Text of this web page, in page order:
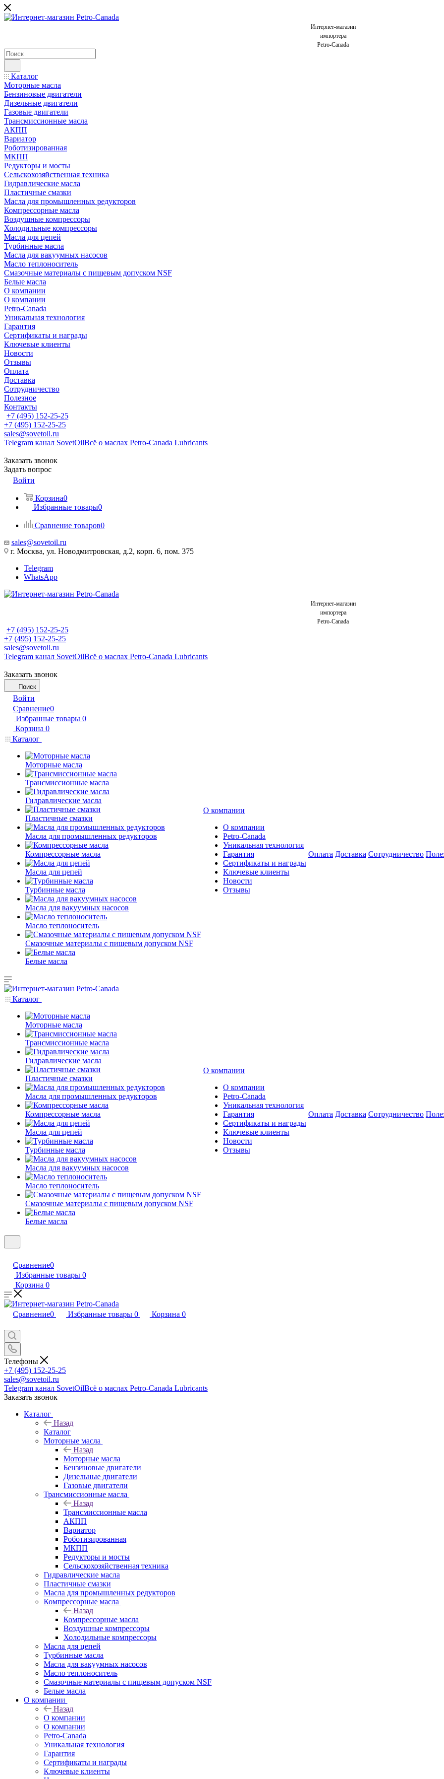
Интернет-магазин
импортера
Petro-Canada
Каталог
Моторные масла
Бензиновые двигатели
Дизельные двигатели
Газовые двигатели
Трансмиссионные масла
АКПП
Вариатор
Роботизированная
МКПП
Редукторы и мосты
Сельскохозяйственная техника
Гидравлические масла
Пластичные смазки
Масла для промышленных редукторов
Компрессорные масла
Воздушные компрессоры
Холодильные компрессоры
Масла для цепей
Турбинные масла
Масла для вакуумных насосов
Масло теплоноситель
Смазочные материалы с пищевым допуском NSF
Белые масла
О компании
О компании
Petro-Сanada
Уникальная технология
Гарантия
Сертификаты и награды
Ключевые клиенты
Новости
Отзывы
Оплата
Доставка
Сотрудничество
Полезное
Контакты
+7 (495) 152-25-25
+7 (495) 152-25-25
sales@sovetoil.ru
Telegram канал SovetOilВсё о маслах Petro-Canada Lubricants
Заказать звонок
Задать вопрос
Войти
Корзина0
Избранные товары0
Сравнение товаров0
sales@sovetoil.ru
г. Москва, ул. Новодмитровская, д.2, корп. 6, пом. 375
Telegram
WhatsApp
Интернет-магазин
импортера
Petro-Canada
+7 (495) 152-25-25
+7 (495) 152-25-25
sales@sovetoil.ru
Telegram канал SovetOilВсё о маслах Petro-Canada Lubricants
Заказать звонок
Поиск
Войти
Сравнение0
Избранные товары 0
Корзина 0
Каталог
Моторные масла
Трансмиссионные масла
Гидравлические масла
Пластичные смазки
Масла для промышленных редукторов
Компрессорные масла
Масла для цепей
Турбинные масла
Масла для вакуумных насосов
Масло теплоноситель
Смазочные материалы с пищевым допуском NSF
Белые масла
О компании
О компании
Petro-Сanada
Уникальная технология
Гарантия
Сертификаты и награды
Ключевые клиенты
Новости
Отзывы
Оплата Доставка Сотрудничество
Каталог
Моторные масла
Трансмиссионные масла
Гидравлические масла
Пластичные смазки
Масла для промышленных редукторов
Компрессорные масла
Масла для цепей
Турбинные масла
Масла для вакуумных насосов
Масло теплоноситель
Смазочные материалы с пищевым допуском NSF
Белые масла
О компании
О компании
Petro-Сanada
Уникальная технология
Гарантия
Сертификаты и награды
Ключевые клиенты
Новости
Отзывы
Оплата Доставка Сотрудничество
Сравнение0
Избранные товары 0
Корзина 0
Сравнение0 Избранные товары 0 Корзина 0
Телефоны
+7 (495) 152-25-25
sales@sovetoil.ru
Telegram канал SovetOilВсё о маслах Petro-Canada Lubricants
Заказать звонок
Каталог
Назад
Каталог
Моторные масла
Назад
Моторные масла
Бензиновые двигатели
Дизельные двигатели
Газовые двигатели
Трансмиссионные масла
Назад
Трансмиссионные масла
АКПП
Вариатор
Роботизированная
МКПП
Редукторы и мосты
Сельскохозяйственная техника
Гидравлические масла
Пластичные смазки
Масла для промышленных редукторов
Компрессорные масла
Назад
Компрессорные масла
Воздушные компрессоры
Холодильные компрессоры
Масла для цепей
Турбинные масла
Масла для вакуумных насосов
Масло теплоноситель
Смазочные материалы с пищевым допуском NSF
Белые масла
О компании
Назад
О компании
О компании
Petro-Сanada
Уникальная технология
Гарантия
Сертификаты и награды
Ключевые клиенты